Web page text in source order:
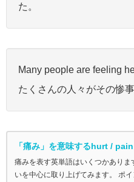
た。
Many people are feeling
たくさんの人々がその惨
「痛み」を意味するhurt /
痛みを表す英単語はいくつかあり
いを中心に取り上げてみます。 ポ